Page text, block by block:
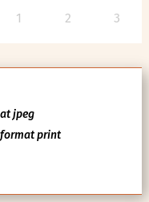
1 2 3
jpeg
format print